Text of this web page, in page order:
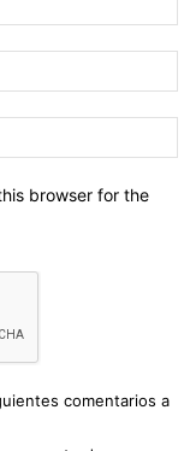
browser for the
comentarios a